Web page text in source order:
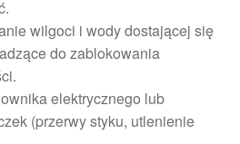
wilgoci i wody dostającej się
do zablokowania
elektrycznego lub
(przerwy styku, utlenienie